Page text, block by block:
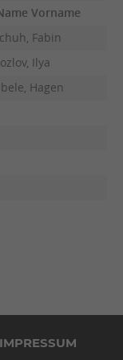
Vorname
Fabin
Ilya
Hagen
IMPRESSUM